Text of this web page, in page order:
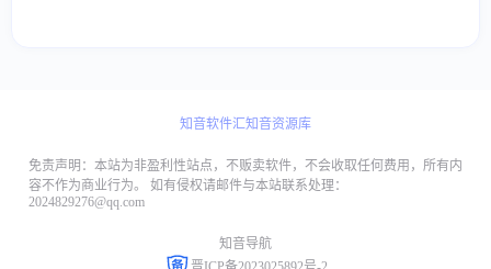
知音软件汇知音资源库
免责声明：本站为非盈利性站点，不贩卖软件，不会收取任何费用，所有内
容不作为商业行为。 如有侵权请邮件与本站联系处理：
2024829276@qq.com
知音导航